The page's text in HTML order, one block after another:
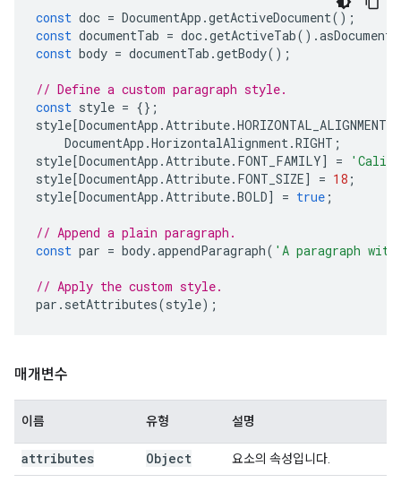
const doc = DocumentApp .getActiveDocument();
const documentTab = doc.getActiveTab().
const body = documentTab .getBody();
// Define a custom paragraph style.
const style = {};
style[DocumentApp .Attribute.HORIZONTAL_ALIGNMENT
DocumentApp .HorizontalAlignment.RIGHT ;
style[DocumentApp .Attribute. FONT_FAMILY] =
style[DocumentApp .Attribute. FONT_SIZE] = 18 ;
style[DocumentApp .Attribute.BOLD] = true ;
// Append a plain paragraph.
const par = body.appendParagraph( 'A paragraph
// Apply the custom style.
par . setAttributes(style);
매개변수
이름 유형 설명
attributes Object 요소의 속성입니다.